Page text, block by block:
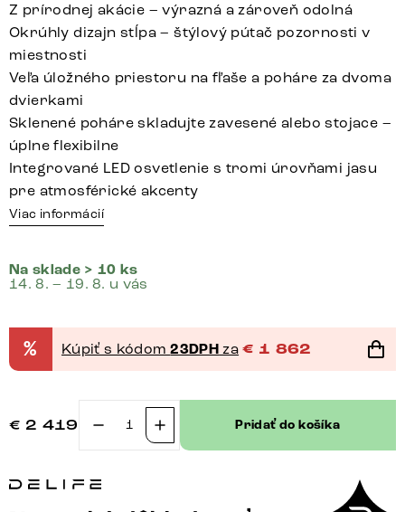
Z prírodnej akácie – výrazná a zároveň odolná
Okrúhly dizajn stĺpa – štýlový pútač pozornosti v
miestnosti
Veľa úložného priestoru na fľaše a poháre za dvoma
dvierkami
Sklenené poháre skladujte zavesené alebo stojace –
úplne flexibilne
Integrované LED osvetlenie s tromi úrovňami jasu
pre atmosférické akcenty
Viac informácií
Na sklade > 10 ks
14. 8. – 19. 8. u vás
% Kúpiť s kódom23DPH za € 1 862
€ 2 419
množstvo
skriňa
Pridať do košíka